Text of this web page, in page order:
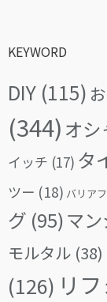
KEYWORD
DIY (115)
(344) オシ
イッチ (17) タ
ツー (18) バリア
グ (95)マ
モルタル (38)
(126) リ